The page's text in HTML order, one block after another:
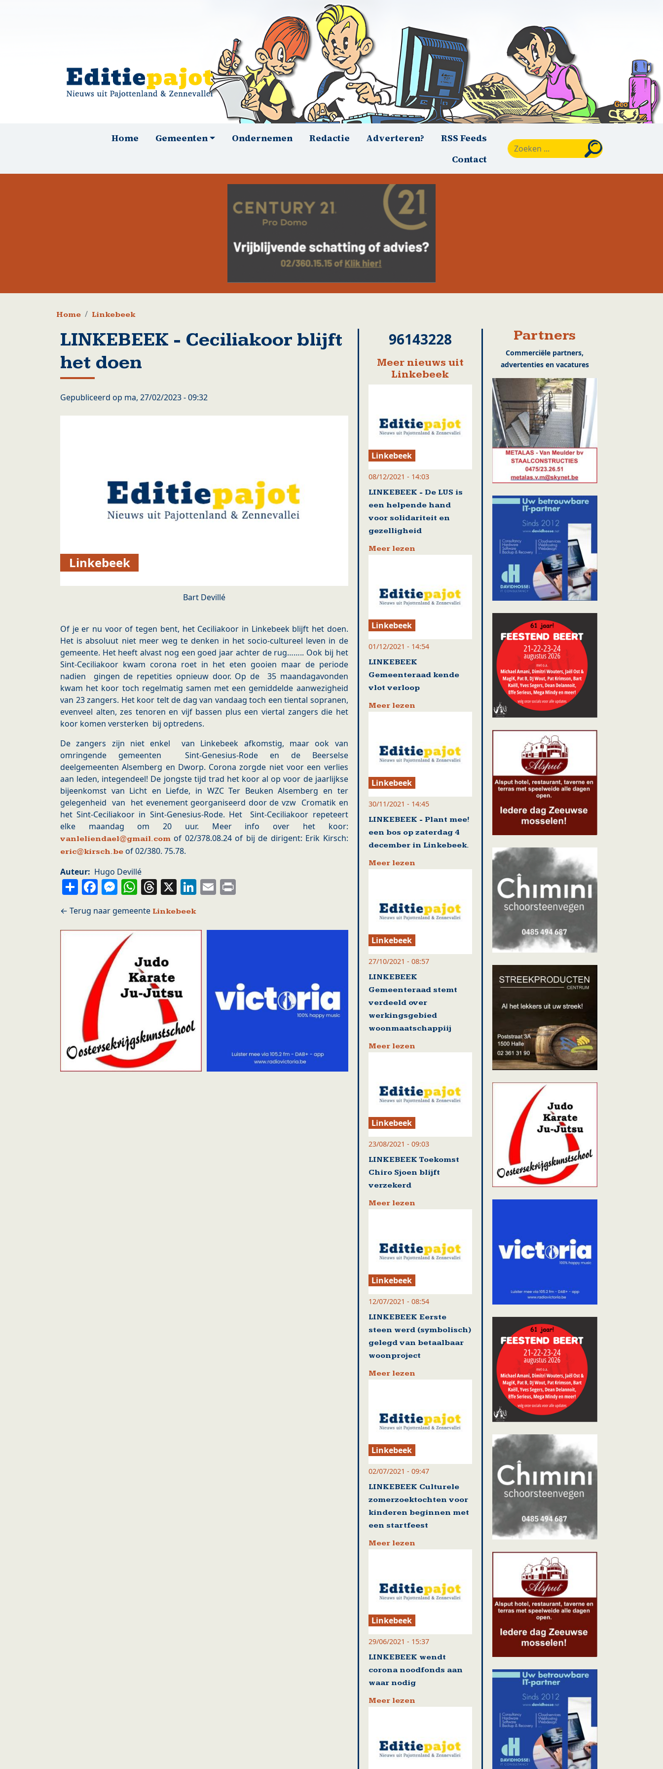
HoofdnavigatieHome Gemeenten Ondernemen Redactie Adverteren?
RSS Feeds
Contact
Kruimelpad
Home Linkebeek
LINKEBEEK - Ceciliakoor blijft
het doen
Gepubliceerd op ma, 27/02/2023 - 09:32
Linkebeek
Bart Devillé
Of je er nu voor of tegen bent, het Ceciliakoor in Linkebeek blijft het doen.
Het is absoluut niet meer weg te denken in het socio-cultureel leven in de
gemeente. Het heeft alvast nog een goed jaar achter de rug…….. Ook bij het
Sint-Ceciliakoor kwam corona roet in het eten gooien maar de periode
nadien gingen de repetities opnieuw door. Op de 35 maandagavonden
kwam het koor toch regelmatig samen met een gemiddelde aanwezigheid
van 23 zangers. Het koor telt de dag van vandaag toch een tiental sopranen,
evenveel alten, zes tenoren en vijf bassen plus een viertal zangers die het
koor komen versterken bij optredens.
De zangers zijn niet enkel van Linkebeek afkomstig, maar ook van
omringende gemeenten Sint-Genesius-Rode en de Beerselse
deelgemeenten Alsemberg en Dworp. Corona zorgde niet voor een verlies
aan leden, integendeel! De jongste tijd trad het koor al op voor de jaarlijkse
bijeenkomst van Licht en Liefde, in WZC Ter Beuken Alsemberg en ter
gelegenheid van het evenement georganiseerd door de vzw Cromatik en
het Sint-Ceciliakoor in Sint-Genesius-Rode. Het Sint-Ceciliakoor repeteert
elke maandag om 20 uur. Meer info over het koor:
vanleliendael@gmail.com of 02/378.08.24 of bij de dirigent: Erik Kirsch:
eric@kirsch.be of 02/380. 75.78.
Auteur
Hugo Devillé
ShareFacebook
Messenger
WhatsApp
Threads
X LinkedIn
Email
Linkebeek
96143228
Meer nieuws uit
Linkebeek
Linkebeek
08/12/2021 - 14:03
LINKEBEEK - De LUS is
een helpende hand
voor solidariteit en
gezelligheid
Meer lezen
Linkebeek
01/12/2021 - 14:54
LINKEBEEK
Gemeenteraad kende
vlot verloop
Meer lezen
Linkebeek
30/11/2021 - 14:45
LINKEBEEK - Plant mee!
een bos op zaterdag 4
december in Linkebeek.
Meer lezen
Linkebeek
27/10/2021 - 08:57
LINKEBEEK
Gemeenteraad stemt
verdeeld over
werkingsgebied
woonmaatschappiij
Meer lezen
Linkebeek
23/08/2021 - 09:03
LINKEBEEK Toekomst
Chiro Sjoen blijft
verzekerd
Meer lezen
Linkebeek
12/07/2021 - 08:54
LINKEBEEK Eerste
steen werd (symbolisch)
gelegd van betaalbaar
woonproject
Meer lezen
Linkebeek
02/07/2021 - 09:47
LINKEBEEK Culturele
zomerzoektochten voor
kinderen beginnen met
een startfeest
Meer lezen
Linkebeek
29/06/2021 - 15:37
LINKEBEEK wendt
corona noodfonds aan
waar nodig
Meer lezen
Partners
Commerciële partners,
advertenties en vacatures